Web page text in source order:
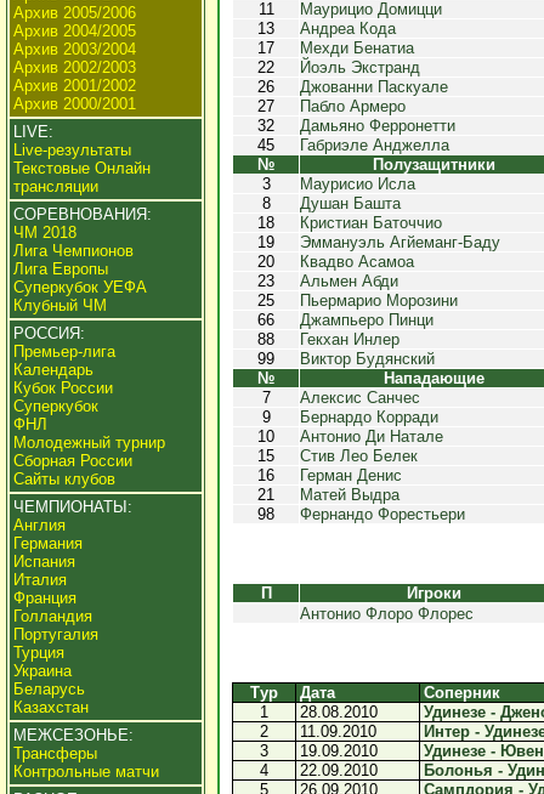
Архив 2005/2006
Архив 2004/2005
Архив 2003/2004
Архив 2002/2003
Архив 2001/2002
Архив 2000/2001
LIVE:
Live-результаты
Текстовые Онлайн
трансляции
СОРЕВНОВАНИЯ:
ЧМ 2018
Лига Чемпионов
Лига Европы
Суперкубок УЕФА
Клубный ЧМ
РОССИЯ:
Премьер-лига
Календарь
Кубок России
Суперкубок
ФНЛ
Молодежный турнир
Сборная России
Сайты клубов
ЧЕМПИОНАТЫ:
Англия
Германия
Испания
Италия
Франция
Голландия
Португалия
Турция
Украина
Беларусь
Казахстан
МЕЖСЕЗОНЬЕ:
Трансферы
Контрольные матчи
11
Маурицио Домицци
13
Андреа Кода
17
Мехди Бенатиа
22
Йоэль Экстранд
26
Джованни Паскуале
27
Пабло Армеро
32
Дамьяно Ферронетти
45
Габриэле Анджелла
№
Полузащитники
3
Маурисио Исла
8
Душан Башта
18
Кристиан Баточчио
19
Эммануэль Агйеманг-Баду
20
Квадво Асамоа
23
Альмен Абди
25
Пьермарио Морозини
66
Джампьеро Пинци
88
Гекхан Инлер
99
Виктор Будянский
№
Нападающие
7
Алексис Санчес
9
Бернардо Корради
10
Антонио Ди Натале
15
Стив Лео Белек
16
Герман Денис
21
Матей Выдра
98
Фернандо Форестьери
П
Игроки
Антонио Флоро Флорес
Тур Дата
Соперник
1
28.08.2010
Удинезе -
2
11.09.2010
Интер -
3
19.09.2010
Удинезе -
4
22.09.2010
Болонья -
5
26.09.2010
Сампдория -